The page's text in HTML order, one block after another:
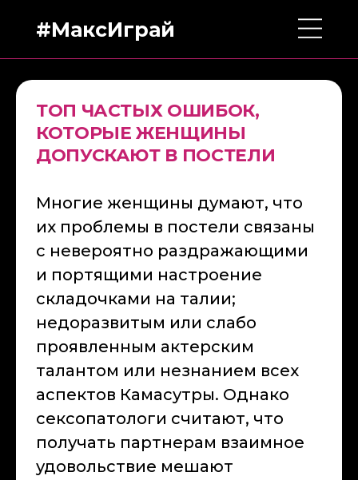
#МаксИграй
ТОП ЧАСТЫХ ОШИБОК,
КОТОРЫЕ ЖЕНЩИНЫ
ДОПУСКАЮТ В ПОСТЕЛИ
Многие женщины думают, что
их проблемы в постели связаны
с невероятно раздражающими
и портящими настроение
складочками на талии;
недоразвитым или слабо
проявленным актерским
талантом или незнанием всех
аспектов Камасутры. Однако
сексопатологи считают, что
получать партнерам взаимное
удовольствие мешают